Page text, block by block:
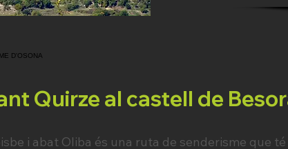
D'OSONA
Quirze al castell de
i abat Oliba és una ruta de senderisme que té